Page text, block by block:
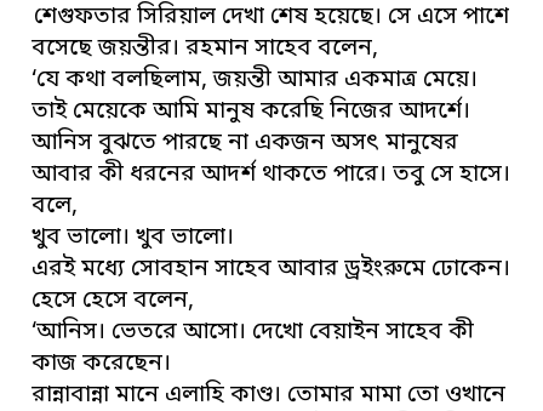
শেগুফতার সিরিয়াল দেখা শেষ হয়েছে। সে এসে পাশে
বসেছে জয়ন্তীর। রহমান সাহেব বলেন,
‘যে কথা বলছিলাম, জয়ন্তী আমার একমাত্র মেয়ে।
তাই মেয়েকে আমি মানুষ করেছি নিজের আদর্শে।
আনিস বুঝতে পারছে না একজন অসৎ মানুষের
আবার কী ধরনের আদর্শ থাকতে পারে। তবু সে হাসে।
বলে,
খুব ভালো। খুব ভালো।
এরই মধ্যে সোবহান সাহেব আবার ড্রইংরুমে ঢোকেন।
হেসে হেসে বলেন,
‘আনিস। ভেতরে আসো। দেখো বেয়াইন সাহেব কী
কাজ করেছেন।
রান্নাবান্না মানে এলাহি কাণ্ড। তোমার মামা তো ওখানে